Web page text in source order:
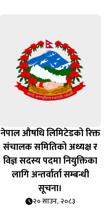
नेपाल औषधि लिमिटेडको रिक्त
संचालक समितिको अध्यक्ष र
विज्ञ सदस्य पदमा नियुक्तिका
लागि अन्तर्वार्ता सम्बन्धी
सूचना।
२० साउन, २०८३